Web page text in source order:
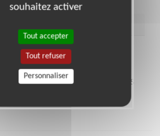
https://www.facebook.com/telethon18?
Pôle commercial et Tertiaire de la
70 avenue de la Libération BOURGES
souhaitez activer
Tout accepter
Tout refuser
Personnaliser